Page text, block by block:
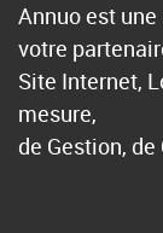
Annuo est
votre
Site Internet,
mesure,
de Gestion, de